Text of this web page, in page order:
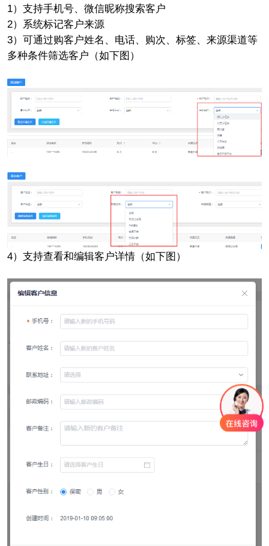
1）支持手机号、微信昵称搜索客户
2）系统标记客户来源
3）可通过购客户姓名、电话、购次、标签、来源渠道等
多种条件筛选客户（如下图）
4）支持查看和编辑客户详情（如下图）